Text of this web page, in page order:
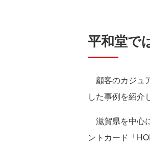
平和堂で
顧客のカジュ
した事例を紹介
滋賀県を中心
ントカード「